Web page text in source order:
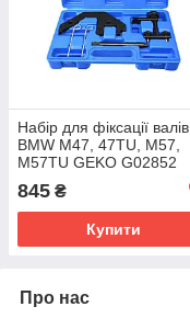
Набір для фіксації валів
BMW M47, 47TU, M57,
M57TU GEKO G02852
845 ₴
Купити
Про нас